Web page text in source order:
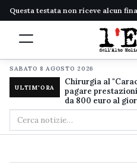
Questa testata non riceve alcun
SABATO 8 AGOSTO 2026
ULTIM'ORA
Chirurgia al
pagare
da 800 euro al
Cerca
nel